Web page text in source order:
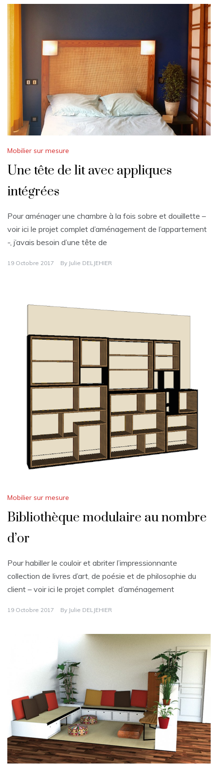
Mobilier sur mesure
Une tête de lit avec appliques
intégrées
Pour aménager une chambre à la fois sobre et douillette –
voir ici le projet complet d’aménagement de l’appartement
-, j’avais besoin d’une tête de
19 Octobre 2017 By Julie DELJEHIER
Mobilier sur mesure
Bibliothèque modulaire au nombre
d’or
Pour habiller le couloir et abriter l’impressionnante
collection de livres d’art, de poésie et de philosophie du
client – voir ici le projet complet d’aménagement
19 Octobre 2017 By Julie DELJEHIER